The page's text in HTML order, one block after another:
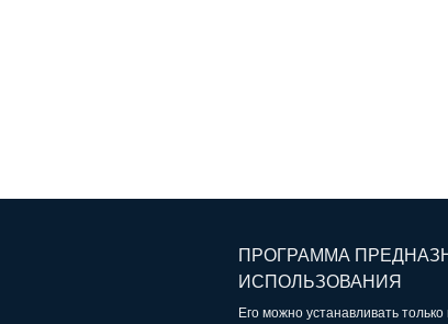
ПРОГРАММА
ИСПОЛЬЗОВАНИЯ
Его можно устанавливать